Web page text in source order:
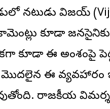
నటుడు విజయ్
కూడా
ఈ అంశంపై పెద్ద
మొదలైన ఈ వ్యవహారం
రాజకీయ